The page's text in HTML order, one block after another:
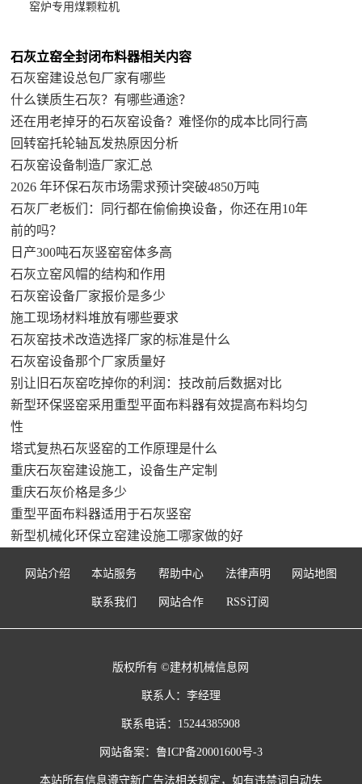
窑炉专用煤颗粒机
石灰立窑全封闭布料器相关内容
石灰窑建设总包厂家有哪些
什么镁质生石灰？有哪些通途？
还在用老掉牙的石灰窑设备？难怪你的成本比同行高
回转窑托轮轴瓦发热原因分析
石灰窑设备制造厂家汇总
2026 年环保石灰市场需求预计突破4850万吨
石灰厂老板们：同行都在偷偷换设备，你还在用10年
前的吗？
日产300吨石灰竖窑窑体多高
石灰立窑风帽的结构和作用
石灰窑设备厂家报价是多少
施工现场材料堆放有哪些要求
石灰窑技术改造选择厂家的标准是什么
石灰窑设备那个厂家质量好
别让旧石灰窑吃掉你的利润：技改前后数据对比
新型环保竖窑采用重型平面布料器有效提高布料均匀
性
塔式复热石灰竖窑的工作原理是什么
重庆石灰窑建设施工，设备生产定制
重庆石灰价格是多少
重型平面布料器适用于石灰竖窑
新型机械化环保立窑建设施工哪家做的好
网站介绍 本站服务 帮助中心 法律声明 网站地图
联系我们 网站合作 RSS订阅
版权所有 ©建材机械信息网
联系人：李经理
联系电话：15244385908
网站备案： 鲁ICP备20001600号-3
本站所有信息遵守新广告法相关规定，如有违禁词自动失